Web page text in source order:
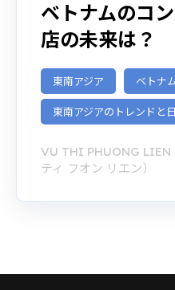
ベトナムのコ
店の未来は？
東南アジア ベトナ
東南アジアのトレンドと
VU THI PHUONG LIEN
ティ フオン リエン）